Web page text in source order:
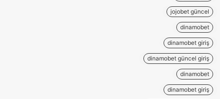
jojobet güncel
dinamobet
dinamobet giriş
dinamobet güncel giriş
dinamobet
dinamobet giriş